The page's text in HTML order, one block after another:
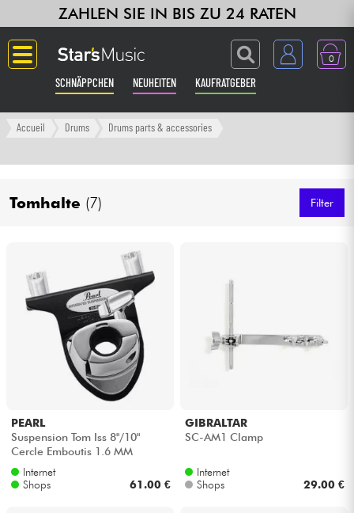
ZAHLEN SIE IN BIS ZU 24 RATEN
0
SCHNÄPPCHEN NEUHEITEN KAUFRATGEBER
Langue
Verstärker & Effekte
Synths & samplers
Studio
Kopfhörer
DJ
Accueil Drums Drums parts & accessories
Tomhalte (7) Filter
PEARL
Suspension Tom Iss 8"/10"
Cercle Emboutis 1.6 MM
Internet
Shops
61.00 €
GIBRALTAR
SC-AM1 Clamp
Internet
Shops
29.00 €